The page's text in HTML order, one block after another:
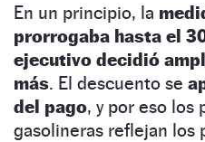
En un principio, la
prorrogaba hasta el
ejecutivo decidió
más. El descuento se
del pago, y por eso los
gasolineras reflejan los